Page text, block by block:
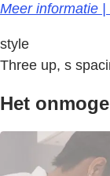
Meer informatie
style
Three up, s
Het